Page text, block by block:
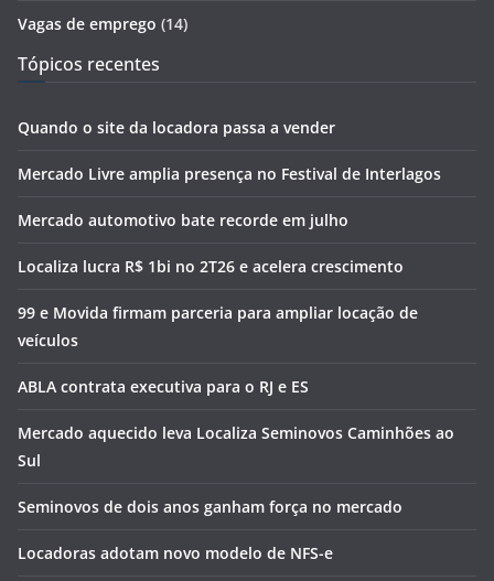
Vagas de emprego (14)
Tópicos recentes
Quando o site da locadora passa a vender
Mercado Livre amplia presença no Festival de Interlagos
Mercado automotivo bate recorde em julho
Localiza lucra R$ 1bi no 2T26 e acelera crescimento
99 e Movida firmam parceria para ampliar locação de
veículos
ABLA contrata executiva para o RJ e ES
Mercado aquecido leva Localiza Seminovos Caminhões ao
Sul
Seminovos de dois anos ganham força no mercado
Locadoras adotam novo modelo de NFS-e